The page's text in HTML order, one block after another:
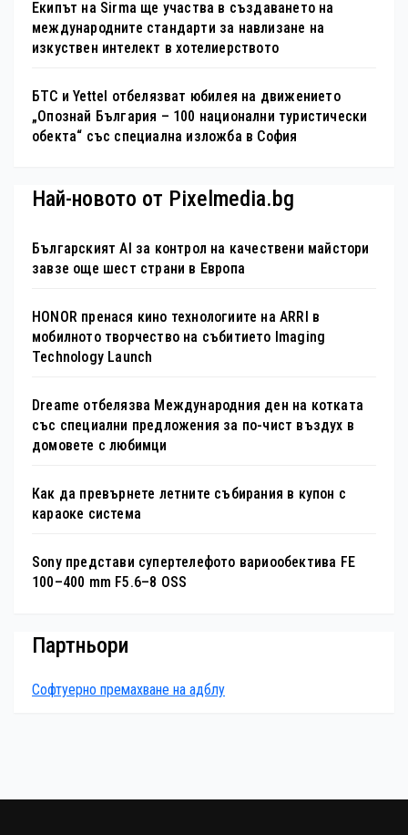
Екипът на Sirma ще участва в създаването на
международните стандарти за навлизане на
изкуствен интелект в хотелиерството
БТС и Yettel отбелязват юбилея на движението
„Опознай България – 100 национални туристически
обекта“ със специална изложба в София
Най-новото от Pixelmedia.bg
Българският AI за контрол на качествени майстори
завзе още шест страни в Европа
HONOR пренася кино технологиите на ARRI в
мобилното творчество на събитието Imaging
Technology Launch
Dreame отбелязва Международния ден на котката
със специални предложения за по-чист въздух в
домовете с любимци
Как да превърнете летните събирания в купон с
караоке система
Sony представи супертелефото вариообектива FE
100–400 mm F5.6–8 OSS
Партньори
Софтуерно премахване на адблу